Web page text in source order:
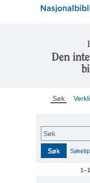
Den
Søk
Søk
Søk